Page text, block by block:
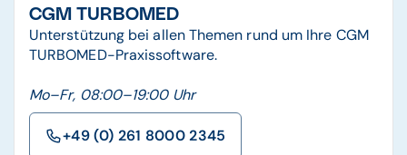
CGM TURBOMED
Unterstützung bei allen Themen rund um Ihre CGM
TURBOMED-Praxissoftware.
Mo–Fr, 08:00–19:00 Uhr
+49 (0) 261 8000 2345